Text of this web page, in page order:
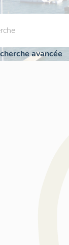
avancée